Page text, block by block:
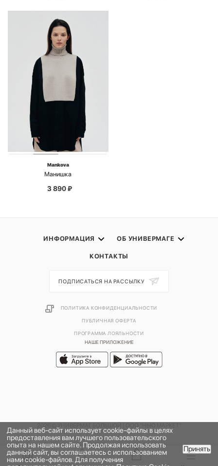
Mankova
Манишка
3 890₽
ИНФОРМАЦИЯ ОБ УНИВЕРМАГЕ
КОНТАКТЫ
НАШЕ ПРИЛОЖЕНИЕ
ПОДПИСАТЬСЯ НА РАССЫЛКУ
ПОЛИТИКА КОНФИДЕНЦИАЛЬНОСТИ
ПУБЛИЧНАЯ ОФЕРТА
ПРОГРАММА ЛОЯЛЬНОСТИ
Данный веб-сайт использует cookie-файлы в целях
предоставления вам лучшего пользовательского
опыта на нашем сайте. Продолжая использовать
данный сайт, вы соглашаетесь с использованием
нами cookie-файлов. Для получения
Принять